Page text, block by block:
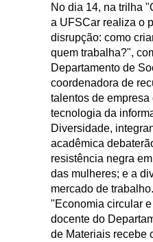
No dia 14, na trilha
a UFSCar realiza o
disrupção: como
quem trabalha?",
Departamento de
coordenadora de
talentos de empresa
tecnologia da
Diversidade,
acadêmica
resistência negra
das mulheres; e a
mercado de
"Economia circular
docente do
de Materiais recebe